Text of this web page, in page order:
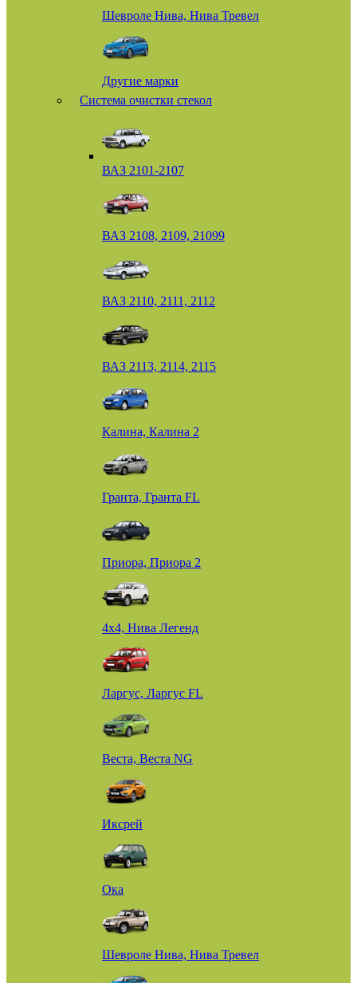
Шевроле Нива, Нива Тревел
Другие марки
Система очистки стекол
ВАЗ 2101-2107
ВАЗ 2108, 2109, 21099
ВАЗ 2110, 2111, 2112
ВАЗ 2113, 2114, 2115
Калина, Калина 2
Гранта, Гранта FL
Приора, Приора 2
4х4, Нива Легенд
Ларгус, Ларгус FL
Веста, Веста NG
Иксрей
Ока
Шевроле Нива, Нива Тревел